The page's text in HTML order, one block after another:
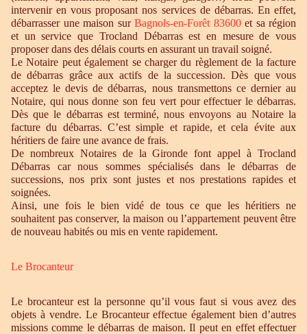
intervenir en vous proposant nos services de débarras. En effet,
débarrasser une maison sur Bagnols-en-Forêt 83600et sa région
et un service que Trocland Débarras est en mesure de vous
proposer dans des délais courts en assurant un travail soigné.
Le Notaire peut également se charger du règlement de la facture
de débarras grâce aux actifs de la succession. Dès que vous
acceptez le devis de débarras, nous transmettons ce dernier au
Notaire, qui nous donne son feu vert pour effectuer le débarras.
Dès que le débarras est terminé, nous envoyons au Notaire la
facture du débarras. C’est simple et rapide, et cela évite aux
héritiers de faire une avance de frais.
De nombreux Notaires de la Gironde font appel à Trocland
Débarras car nous sommes spécialisés dans le débarras de
successions, nos prix sont justes et nos prestations rapides et
soignées.
Ainsi, une fois le bien vidé de tous ce que les héritiers ne
souhaitent pas conserver, la maison ou l’appartement peuvent être
de nouveau habités ou mis en vente rapidement.
Le Brocanteur
Le brocanteur est la personne qu’il vous faut si vous avez des
objets à vendre. Le Brocanteur effectue également bien d’autres
missions comme le débarras de maison. Il peut en effet effectuer